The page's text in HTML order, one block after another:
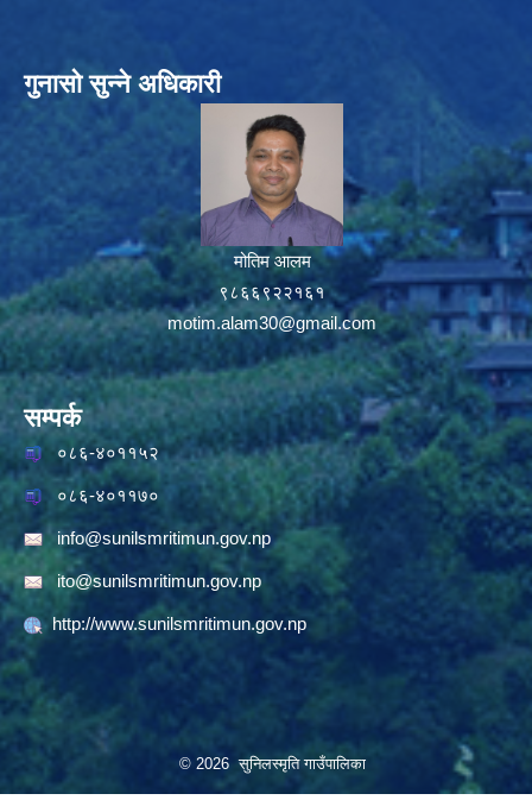
गुनासो सुन्ने अधिकारी
मोतिम आलम
९८६६९२२१६१
motim.alam30@gmail.com
सम्पर्क
०८६-४०११५२
०८६-४०११७०
info@sunilsmritimun.gov.np
ito@sunilsmritimun.gov.np
http://www.sunilsmritimun.gov.np
© 2026 सुनिलस्मृति गाउँपालिका